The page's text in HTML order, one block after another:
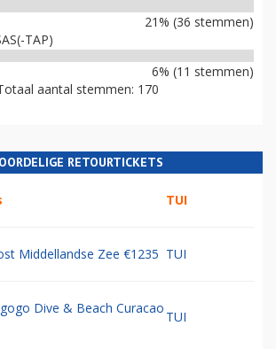
21% (36 stemmen)
TAP)
6% (11 stemmen)
aantal stemmen: 170
RETOURTICKETS
TUI
Middellandse Zee €1235 TUI
Dive & Beach Curacao
TUI